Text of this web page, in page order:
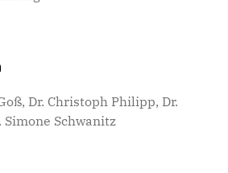
Dr. Christoph Philipp, Dr.
Simone Schwanitz